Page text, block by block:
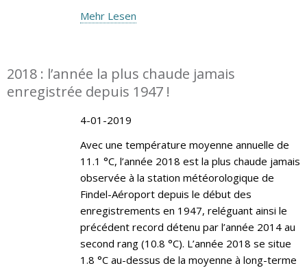
Mehr Lesen
2018 : l’année la plus chaude jamais
enregistrée depuis 1947 !
4-01-2019
Avec une température moyenne annuelle de
11.1 °C, l’année 2018 est la plus chaude jamais
observée à la station météorologique de
Findel-Aéroport depuis le début des
enregistrements en 1947, reléguant ainsi le
précédent record détenu par l’année 2014 au
second rang (10.8 °C). L’année 2018 se situe
1.8 °C au-dessus de la moyenne à long-terme